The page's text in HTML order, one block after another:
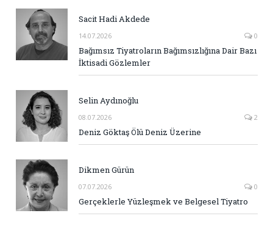
Sacit Hadi Akdede
14.07.2026 0
Bağımsız Tiyatroların Bağımsızlığına Dair Bazı
İktisadi Gözlemler
Selin Aydınoğlu
08.07.2026 2
Deniz Göktaş Ölü Deniz Üzerine
Dikmen Gürün
07.07.2026 0
Gerçeklerle Yüzleşmek ve Belgesel Tiyatro